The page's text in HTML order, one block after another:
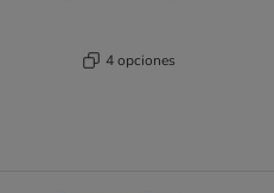
4 opciones